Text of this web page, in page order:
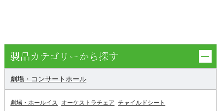
製品カテゴリーから探す
劇場・コンサートホール
劇場・ホールイス オーケストラチェア チャイルドシート